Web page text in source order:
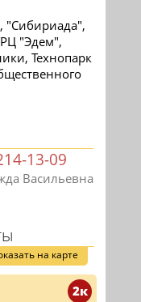
"Сибириада",
"Эдем",
Технопарк
13-09
Васильевна
на карте
2к